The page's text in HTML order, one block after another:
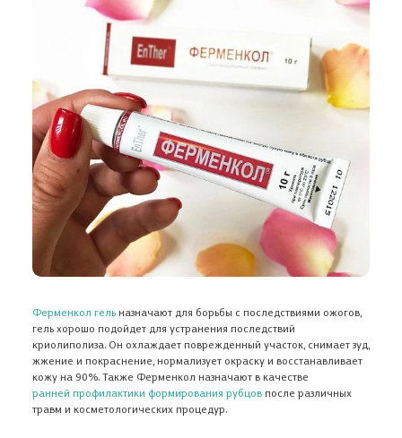
Ферменкол гель назначают для борьбы с последствиями ожогов,
гель хорошо подойдет для устранения последствий
криолиполиза. Он охлаждает поврежденный участок, снимает зуд,
жжение и покраснение, нормализует окраску и восстанавливает
кожу на 90%. Также Ферменкол назначают в качестве
ранней профилактики формирования рубцов после различных
травм и косметологических процедур.
От рубцов От растяжек,
3 900 ₽